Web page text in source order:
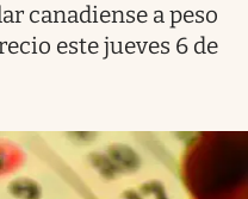
canadiense a peso
este jueves 6 de